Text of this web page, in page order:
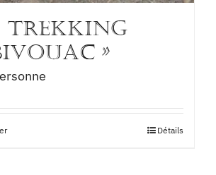
TREKKING
»
Détails